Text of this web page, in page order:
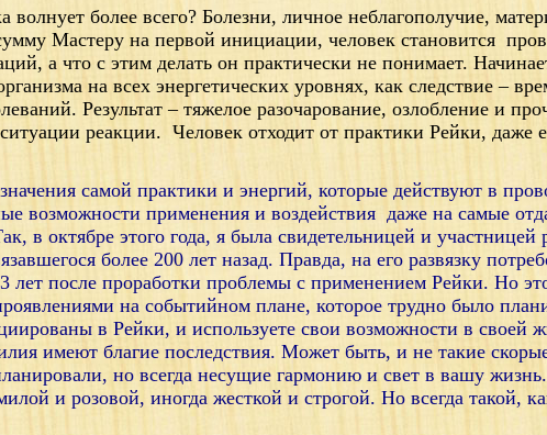
волнует более всего? Болезни, личное неблагополучие,
Мастеру на первой инициации, человек становится
а что с этим делать он практически не понимает.
на всех энергетических уровнях, как следствие –
Результат – тяжелое разочарование, озлобление и
реакции. Человек отходит от практики Рейки, даже
самой практики и энергий, которые действуют в
возможности применения и воздействия даже на самые
в октябре этого года, я была свидетельницей и участницей
более 200 лет назад. Правда, на его развязку
лет после проработки проблемы с применением Рейки. Но
на событийном плане, которое трудно было
в Рейки, и используете свои возможности в своей
имеют благие последствия. Может быть, и не такие
но всегда несущие гармонию и свет в вашу
и розовой, иногда жесткой и строгой. Но всегда такой,